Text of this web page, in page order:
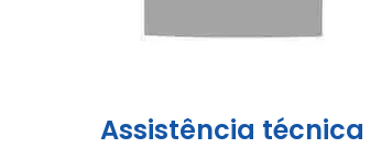
Assistência técnica